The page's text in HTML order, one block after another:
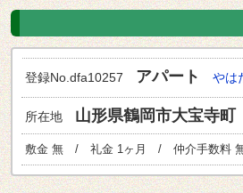
登録No.dfa10257 アパート やは
所在地 山形県鶴岡市大宝寺町
敷金 無 / 礼金 1ヶ月 / 仲介手数料